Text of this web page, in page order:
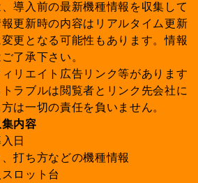
導入前の最新機種情報を収集して
更新時の内容はリアルタイム更新
更となる可能性もあります。情報
了承下さい。
リエイト広告リンク等があります
ラブルは閲覧者とリンク先会社に
は一切の責任を負いません。
内容
日
打ち方などの機種情報
ロット台